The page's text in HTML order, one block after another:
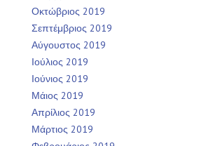
Οκτώβριος 2019
Σεπτέμβριος 2019
Αύγουστος 2019
Ιούλιος 2019
Ιούνιος 2019
Μάιος 2019
Απρίλιος 2019
Μάρτιος 2019